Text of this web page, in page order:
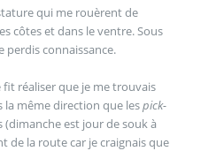
qui me rouèrent de
côtes et dans le ventre. Sous
perdis connaissance.
réaliser que je me trouvais
la même direction que lespick-
est jour de souk à
de la route car je craignais que